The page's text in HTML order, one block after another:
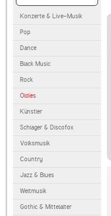
Konzerte & Live-Musik
Pop
Dance
Black Music
Rock
Oldies
Künstler
Schlager & Discofox
Volksmusik
Country
Jazz & Blues
Weltmusik
Gothic & Mittelalter